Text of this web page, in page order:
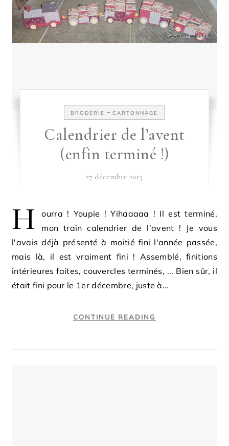
BRODERIE -CARTONNAGE
Calendrier de l’avent
(enfin terminé !)
27 décembre 2015
H
ourra ! Youpie ! Yihaaaaa ! Il est terminé,
mon train calendrier de l'avent ! Je vous
l'avais déjà présenté à moitié fini l'année passée,
mais là, il est vraiment fini ! Assemblé, finitions
intérieures faites, couvercles terminés, ... Bien sûr, il
était fini pour le 1er décembre, juste à…
CONTINUE READING